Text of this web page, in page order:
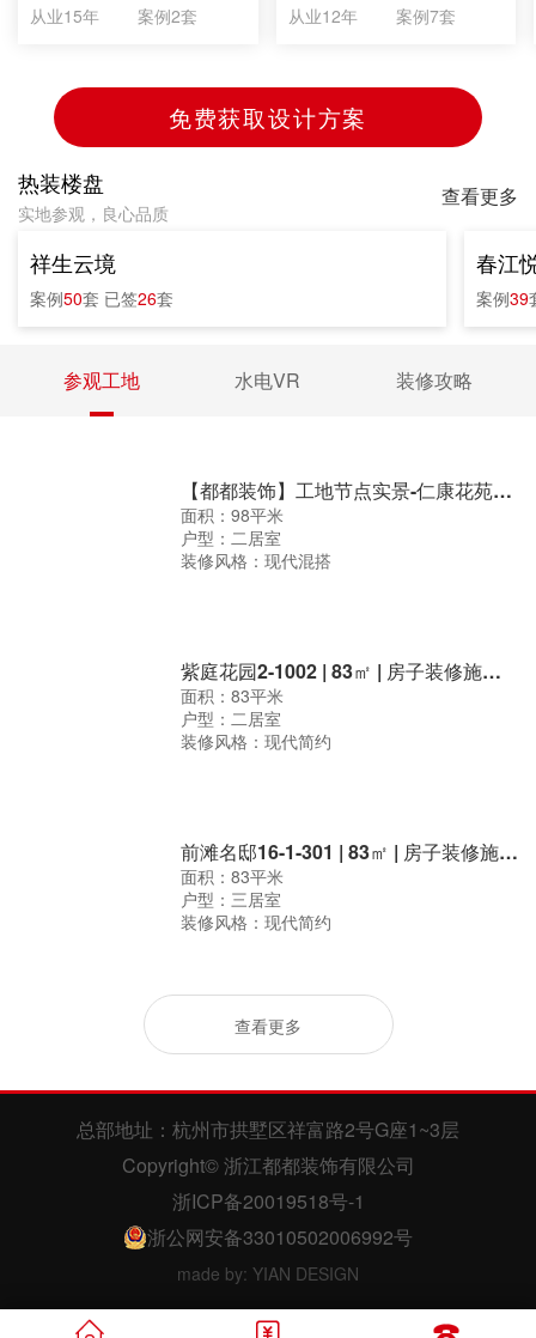
从业15年 案例2套 从业12年 案例7套
免费获取设计方案
热装楼盘
实地参观，良心品质
查看更多
水电VR 装修攻略
装修风格：现代混搭
户型：二居室
装修风格：现代简约
面积：83平米
户型：三居室
装修风格：现代简约
查看更多